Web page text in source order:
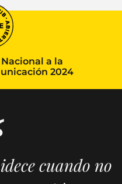
a la
2024
cuando no